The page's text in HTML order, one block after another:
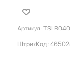
Артикул:
ШтрихКод: